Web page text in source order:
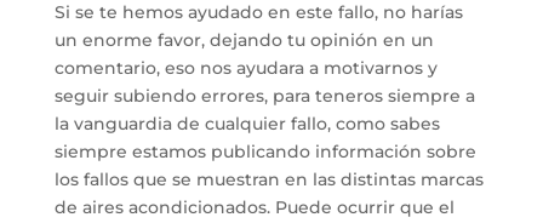
Si se te hemos ayudado en este fallo, no harías
un enorme favor, dejando tu opinión en un
comentario, eso nos ayudara a motivarnos y
seguir subiendo errores, para teneros siempre a
la vanguardia de cualquier fallo, como sabes
siempre estamos publicando información sobre
los fallos que se muestran en las distintas marcas
de aires acondicionados. Puede ocurrir que el